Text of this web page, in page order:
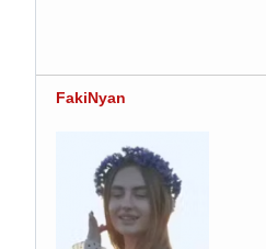
FakiNyan